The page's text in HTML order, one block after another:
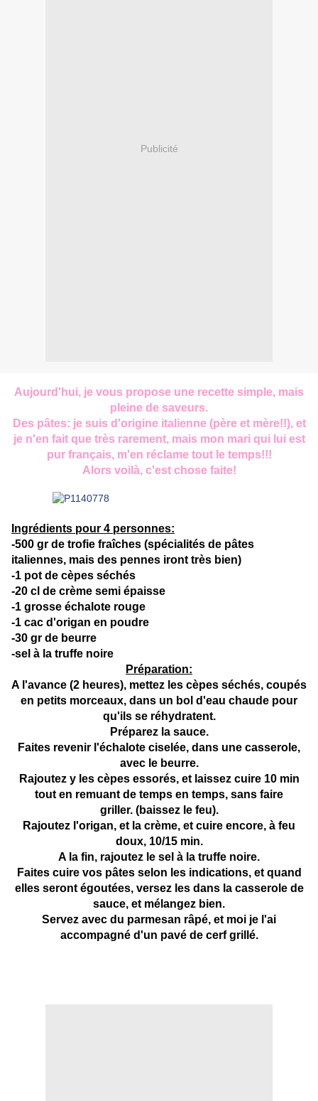
Publicité
Aujourd'hui, je vous propose une recette simple, mais
pleine de saveurs.
Des pâtes: je suis d'origine italienne (père et mère!!), et
je n'en fait que très rarement, mais mon mari qui lui est
pur français, m'en réclame tout le temps!!!
Alors voilà, c'est chose faite!
Ingrédients pour 4 personnes:
-500 gr de trofie fraîches (spécialités de pâtes
italiennes, mais des pennes iront très bien)
-1 pot de cèpes séchés
-20 cl de crème semi épaisse
-1 grosse échalote rouge
-1 cac d'origan en poudre
-30 gr de beurre
-sel à la truffe noire
Préparation:
A l'avance (2 heures), mettez les cèpes séchés, coupés
en petits morceaux, dans un bol d'eau chaude pour
qu'ils se réhydratent.
Préparez la sauce.
Faites revenir l'échalote ciselée, dans une casserole,
avec le beurre.
Rajoutez y les cèpes essorés, et laissez cuire 10 min
tout en remuant de temps en temps, sans faire
griller.(baissez le feu).
Rajoutez l'origan, et la crème, et cuire encore, à feu
doux, 10/15 min.
A la fin, rajoutez le sel à la truffe noire.
Faites cuire vos pâtes selon les indications, et quand
elles seront égoutées, versez les dans la casserole de
sauce, et mélangez bien.
Servez avec du parmesan râpé, et moi je l'ai
accompagné d'un pavé de cerf grillé.